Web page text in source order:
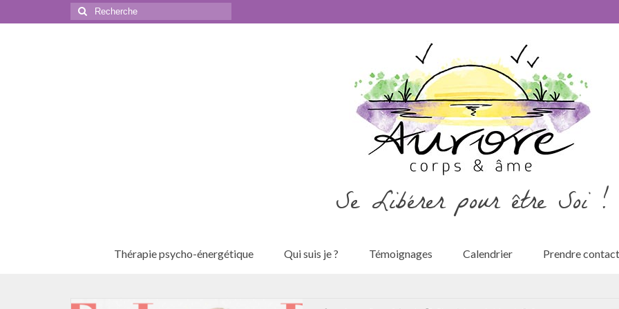
Rechercher
:
Se Libérer pour être Soi !
Thérapie psycho-énergétique Qui suis je ? Témoignages Calendrier Prendre contact